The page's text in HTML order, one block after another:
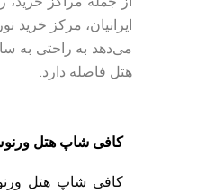
ایرانیان، مرکز خرید
هتل فاصله دارد.
کافی شاپ هتل
کافی شاپ هتل